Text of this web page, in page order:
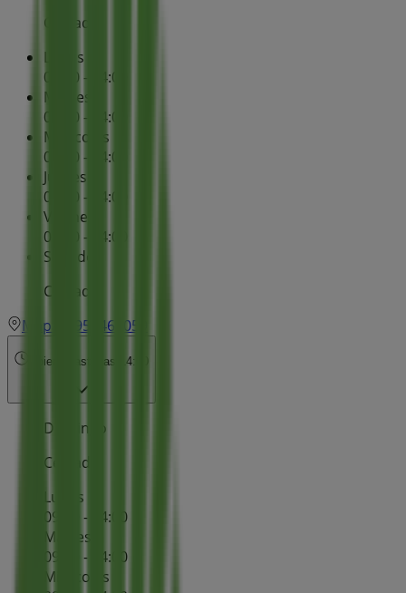
Cerrado
Lunes
09:00 - 14:00
Martes
09:00 - 14:00
Miércoles
09:00 - 14:00
Jueves
09:00 - 14:00
Viernes
09:00 - 14:00
Sábado
Cerrado
Mapa
950469059
Abierto Hasta las 14:00
Domingo
Cerrado
Lunes
09:00 - 14:00
Martes
09:00 - 14:00
Miércoles